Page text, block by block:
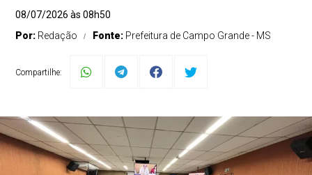
08/07/2026 às 08h50
Por: Redação Fonte: Prefeitura de Campo Grande - MS
Compartilhe: